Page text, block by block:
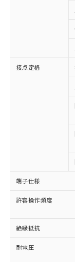
接点定格
端子仕様
許容操作頻度
絶縁抵抗
耐電圧
ご利
以下の条
本
商
(税
当
本
こ
在
記
タ
覧
準
対応
非含有に
す。
対応予定
有に対応
対応予定
非含有に
調査・確
非含有の
非該当品
害物質有
仕入先様
いたもの
むを得ず
*EU RoHS指
鉛(Pb)
六価クロム
類(PBB)
「○」：
基準値以
「×」：最
基準値を
「－」：
*中国
Pb(鉛)
Cr(Ⅵ)(六価
当
為
（
ま
可)